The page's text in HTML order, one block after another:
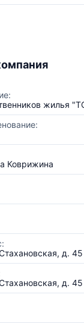
жилья
Коврижина
д. 45
д. 45